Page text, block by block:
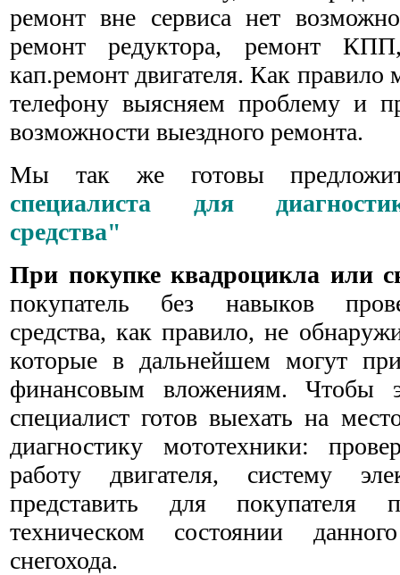
ремонт вне сервиса нет
ремонт редуктора, ремонт
кап.ремонт двигателя. Как правило
телефону выясняем проблему и
возможности выездного ремонта.
Мы так же готовы
специалиста для
средства"
При покупке квадроцикла или
покупатель без навыков
средства, как правило, не
которые в дальнейшем могут
финансовым вложениям. Чтобы
специалист готов выехать на
диагностику мототехники:
работу двигателя, систему
представить для
техническом состоянии
снегохода.